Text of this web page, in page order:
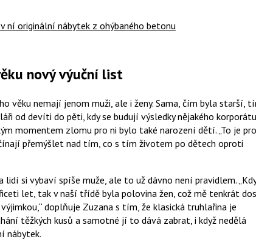
ní originální nábytek z ohýbaného betonu
nový výuční list
věku nemají jenom muži, ale i ženy. Sama, čím byla starší,
od devíti do pěti, kdy se budují výsledky nějakého
momentem zlomu pro ni bylo také narození dětí. To je pro
přemýšlet nad tím, co s tím životem po dětech oproti
lidí si vybaví spíše muže, ale to už dávno není pravidlem.
let, tak v naší třídě byla polovina žen, což mě tenkrát
doplňuje Zuzana s tím, že klasická truhlařina je
těžkých kusů a samotné jí to dává zabrat, i když nedělá
nábytek.